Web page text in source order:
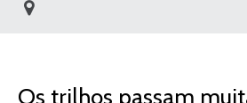
Os trilhos passam